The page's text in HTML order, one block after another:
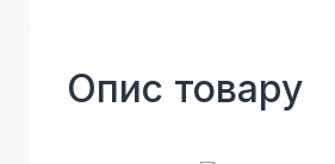
Опис товару